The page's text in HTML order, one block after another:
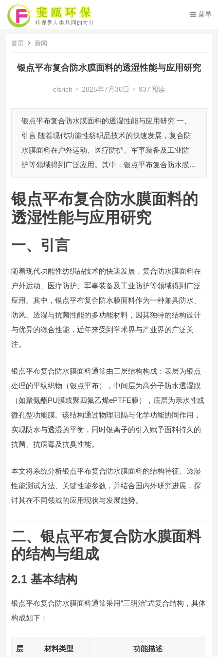
菜单
首页 新闻
银点平布复合防水膜面料的透湿性能与应用研究
clsrich • 2025年7月30日 • 937 阅读
银点平布复合防水膜面料的透湿性能与应用研究 一、
引言 随着现代功能性纺织品技术的快速发展，复合防
水膜面料在户外运动、医疗防护、军事装备及工业防
护等领域得到广泛应用。其中，银点平布复合防水膜...
银点平布复合防水膜面料的
透湿性能与应用研究
一、引言
随着现代功能性纺织品技术的快速发展，复合防水膜面料在
户外运动、医疗防护、军事装备及工业防护等领域得到广泛
应用。其中，银点平布复合防水膜面料作为一种兼具防水、
防风、透湿与抗菌性能的多功能材料，因其独特的结构设计
与优异的综合性能，近年来受到学术界与产业界的广泛关
注。
银点平布复合防水膜面料通常由三层结构构成：表层为银点
处理的平纹织物（银点平布），中间层为高分子防水透湿膜
（如聚氨酯PU膜或聚四氟乙烯ePTFE膜），底层为亲水性或
微孔型功能膜。该结构通过物理阻隔与化学功能协同作用，
实现防水与透湿的平衡，同时银离子的引入赋予面料持久的
抗菌、抗病毒及抗臭性能。
本文将系统分析银点平布复合防水膜面料的结构特征、透湿
性能测试方法、关键性能参数，并结合国内外研究进展，探
讨其在不同领域的应用现状与发展趋势。
二、银点平布复合防水膜面料
的结构与组成
2.1 基本结构
银点平布复合防水膜面料通常采用“三明治”式复合结构，具体
构成如下：
层
材料类型 功能描述